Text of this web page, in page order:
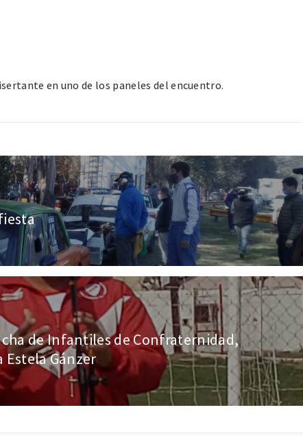
en uno de los paneles del encuentro.
de Infantiles de Confraternidad,
Gánzer